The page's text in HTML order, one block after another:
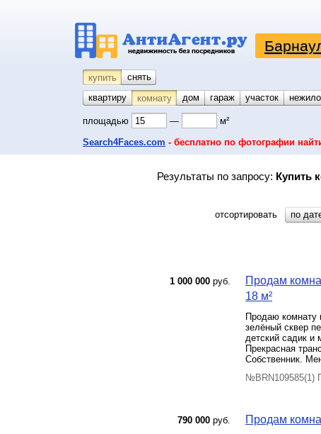
купить снять
квартиру
комнату койко-место
дом гараж участок
площадью — м²
Search4Faces.com - бесплатно по фотографии
Результаты по запросу: Купить
отсортировать по
1 000 000 руб.
Продам
18 м²
Продаю комнату
зелёный сквер
детский садик и
Прекрасная
Собственник.
№BRN109585(1)
790 000 руб. Продам